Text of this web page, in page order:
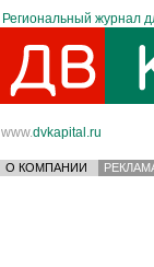
Региональный журнал
www.dvkapital.ru
О КОМПАНИИ